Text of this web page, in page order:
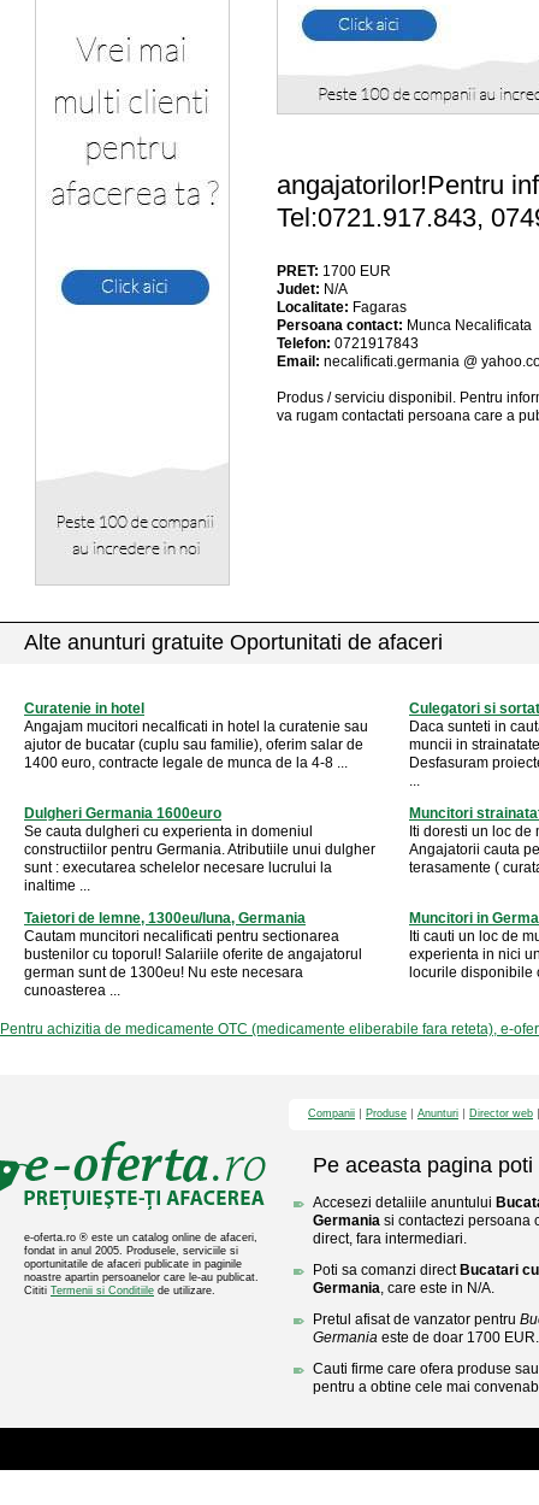
angajatorilor!Pentru
Tel:0721.917.843,
PRET: 1700 EUR
Judet: N/A
Localitate: Fagaras
Persoana contact: Munca Necalificata
Telefon: 0721917843
Email: necalificati.germania @
Produs / serviciu disponibil . Pentru
va rugam contactati persoana care a
Alte anunturi gratuite Oportunitati de afaceri
Curatenie in hotel
Angajam mucitori necalficati in hotel la curatenie sau
ajutor de bucatar (cuplu sau familie), oferim salar de
1400 euro, contracte legale de munca de la 4-8 ...
Culegatori si
Daca sunteti in
muncii in
Desfasuram
...
Dulgheri Germania 1600euro
Se cauta dulgheri cu experienta in domeniul
constructiilor pentru Germania. Atributiile unui dulgher
sunt : executarea schelelor necesare lucrului la
inaltime ...
Muncitori
Iti doresti un loc
Angajatorii cauta
terasamente (
Taietori de lemne, 1300eu/luna, Germania
Cautam muncitori necalificati pentru sectionarea
bustenilor cu toporul! Salariile oferite de angajatorul
german sunt de 1300eu! Nu este necesara
cunoasterea ...
Muncitori in
Iti cauti un loc de
experienta in nici
locurile disponibile
Pentru achizitia de medicamente OTC (medicamente eliberabile fara reteta), e-
e-oferta.ro ® este un catalog online de afaceri,
fondat in anul 2005. Produsele, serviciile si
oportunitatile de afaceri publicate in paginile
noastre apartin persoanelor care le-au publicat.
Cititi Termenii si Conditiile de utilizare.
Companii Produse Anunturi Director web
Pe aceasta pagina poti
Accesezi detaliile anuntului
Germania si contactezi persoana
direct, fara intermediari.
Poti sa comanzi direct Bucatari
Germania, care este in N/A.
Pretul afisat de vanzator pentru
Germania este de doar 1700 EUR.
Cauti firme care ofera produse
pentru a obtine cele mai